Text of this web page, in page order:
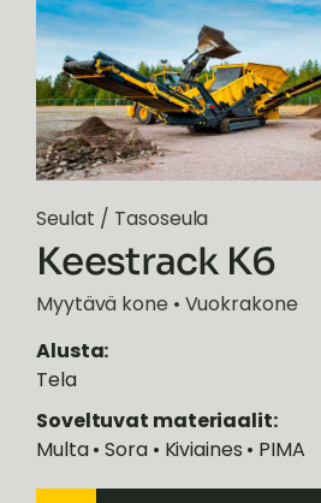
Seulat / Tasoseula
Keestrack K6
Myytävä kone • Vuokrakone
Alusta:
Tela
Soveltuvat materiaalit:
Multa • Sora • Kiviaines • PIMA